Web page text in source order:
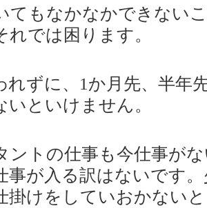
てもなかなかできない
れでは困ります。
れずに、 1 か月先、半年
いといけません。
ントの仕事も今仕事が
事が入る訳はないです
掛けをしていおかない